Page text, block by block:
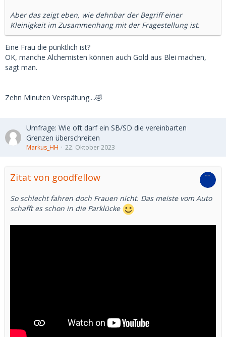
Aber das zeigt eben, wie dehnbar der Begriff einer
Kleinigkeit im Zusammenhang mit der Fragestellung ist.
Eine Frau die pünktlich ist?
OK, manche Alchemisten können auch Gold aus Blei machen,
sagt man.
Zehn Minuten Verspätung....🤣
Umfrage: Wie oft darf ein SB/SD die vereinbarten
Grenzen überschreiten
Markus_HH 22. Oktober 2023
Zitat von goodfellow
So schlecht fahren doch Frauen nicht. Das meiste vom Auto
schafft es schon in die Parklücke